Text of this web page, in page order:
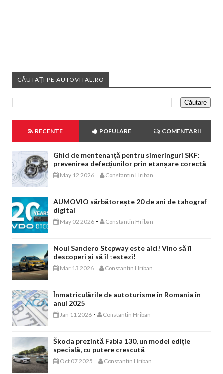
CĂUTAȚI PE AUTOVITAL.RO
RECENTE POPULARE COMENTARII
Ghid de mentenanță pentru simeringuri SKF:
prevenirea defecțiunilor prin etanșare corectă
May 12 2026 - Constantin Hriban
AUMOVIO sărbătorește 20 de ani de tahograf
digital
May 02 2026 - Constantin Hriban
Noul Sandero Stepway este aici! Vino să îl
descoperi și să îl testezi!
Mar 13 2026 - Constantin Hriban
Înmatriculările de autoturisme în Romania în
anul 2025
Jan 11 2026 - Constantin Hriban
Škoda prezintă Fabia 130, un model ediție
specială, cu putere crescută
Oct 07 2025 - Constantin Hriban